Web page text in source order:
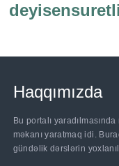
Haqqımızda
Bu portalı
məkanı yaratmaq idi.
gündəlik dərslərin